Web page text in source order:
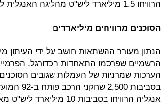
הרוויחו 1.5 מיליארד ליש"ט מהליגה האנגלית לבדה.
הסוכנים מרוויחים מיליארדים
הנתון מעורר ההשתאות חושב על ידי העיתון
הרשמיים שפרסמו התאחדות הכדורגל,
הערכות שמרניות של העמלות שגובים
אנגליה הרוויחו בסביבות 10 מיליארד ליש"ט מאז 2011.